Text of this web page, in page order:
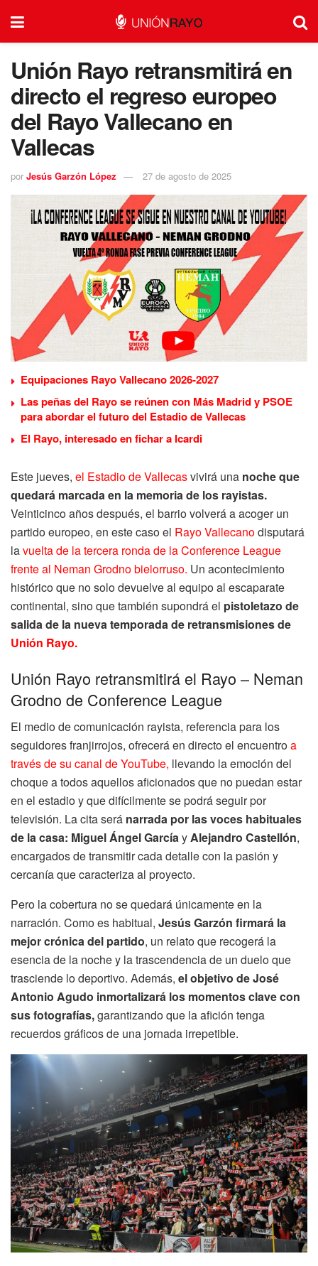
Unión Rayo retransmitirá en
directo el regreso europeo
del Rayo Vallecano en
Vallecas
por Jesús Garzón López 27 de agosto de 2025
Equipaciones Rayo Vallecano 2026-2027
Las peñas del Rayo se reúnen con Más Madrid y PSOE
para abordar el futuro del Estadio de Vallecas
El Rayo, interesado en fichar a Icardi
Este jueves, el Estadio de Vallecasvivirá una noche que
quedará marcada en la memoria de los rayistas.
Veinticinco años después, el barrio volverá a acoger un
partido europeo, en este caso el Rayo Vallecanodisputará
lavuelta de la tercera ronda de la Conference League
frente al Neman Grodno bielorruso. Un acontecimiento
histórico que no solo devuelve al equipo al escaparate
continental, sino que también supondrá el pistoletazo de
salida de la nueva temporada de retransmisiones de
Unión Rayo.
Unión Rayo retransmitirá el Rayo – Neman
Grodno de Conference League
El medio de comunicación rayista, referencia para los
seguidores franjirrojos, ofrecerá en directo el encuentroa
través de su canal de YouTube, llevando la emoción del
choque a todos aquellos aficionados que no puedan estar
en el estadio y que difícilmente se podrá seguir por
televisión. La cita será narrada por las voces habituales
de la casa: Miguel Ángel GarcíayAlejandro Castellón,
encargados de transmitir cada detalle con la pasión y
cercanía que caracteriza al proyecto.
Pero la cobertura no se quedará únicamente en la
narración. Como es habitual, Jesús Garzón firmará la
mejor crónica del partido, un relato que recogerá la
esencia de la noche y la trascendencia de un duelo que
trasciende lo deportivo. Además, el objetivo de José
Antonio Agudo inmortalizará los momentos clave con
sus fotografías,garantizando que la afición tenga
recuerdos gráficos de una jornada irrepetible.